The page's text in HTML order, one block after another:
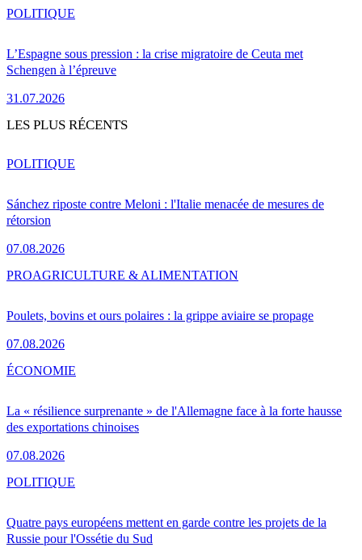
L’Espagne sous pression : la crise migratoire de Ceuta met
Schengen à l’épreuve
31.07.2026
POLITIQUE
LES PLUS RÉCENTS
Sánchez riposte contre Meloni : l'Italie menacée de mesures de
rétorsion
07.08.2026
POLITIQUE
Poulets, bovins et ours polaires : la grippe aviaire se propage
07.08.2026
PROAGRICULTURE & ALIMENTATION
La « résilience surprenante » de l'Allemagne face à la forte hausse
des exportations chinoises
07.08.2026
ÉCONOMIE
Quatre pays européens mettent en garde contre les projets de la
Russie pour l'Ossétie du Sud
POLITIQUE